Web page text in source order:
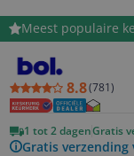
Er
Meest populaire
8.8(781)
1 tot 2 dagenGratis
Gratis verzending
product